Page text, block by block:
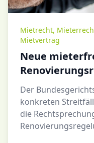
Mietrecht,
Mietvertrag
Neue
Der
konkreten
die